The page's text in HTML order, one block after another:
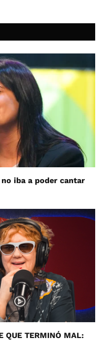
iba a poder cantar
QUE TERMINÓ MAL: